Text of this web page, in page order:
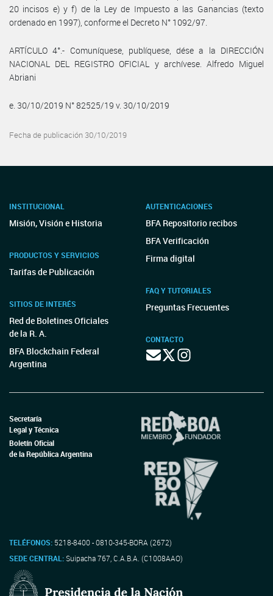
20 incisos e) y f) de la Ley de Impuesto a las Ganancias (texto
ordenado en 1997), conforme el Decreto N° 1092/97.
ARTÍCULO 4°.- Comuníquese, publíquese, dése a la DIRECCIÓN
NACIONAL DEL REGISTRO OFICIAL y archívese. Alfredo Miguel
Abriani
e. 30/10/2019 N° 82525/19 v. 30/10/2019
Fecha de publicación 30/10/2019
INSTITUCIONAL
Misión, Visión e Historia
PRODUCTOS Y SERVICIOS
Tarifas de Publicación
SITIOS DE INTERÉS
Red de Boletines Oficiales
de la R. A.
BFA Blockchain Federal
Argentina
AUTENTICACIONES
BFA Repositorio recibos
BFA Verificación
Firma digital
FAQ Y TUTORIALES
Preguntas Frecuentes
CONTACTO
Secretaría
Legal y Técnica
Boletín Oficial
de la República Argentina
TELÉFONOS: 5218-8400 - 0810-345-BORA (2672)
SEDE CENTRAL:Suipacha 767, C.A.B.A. (C1008AAO)